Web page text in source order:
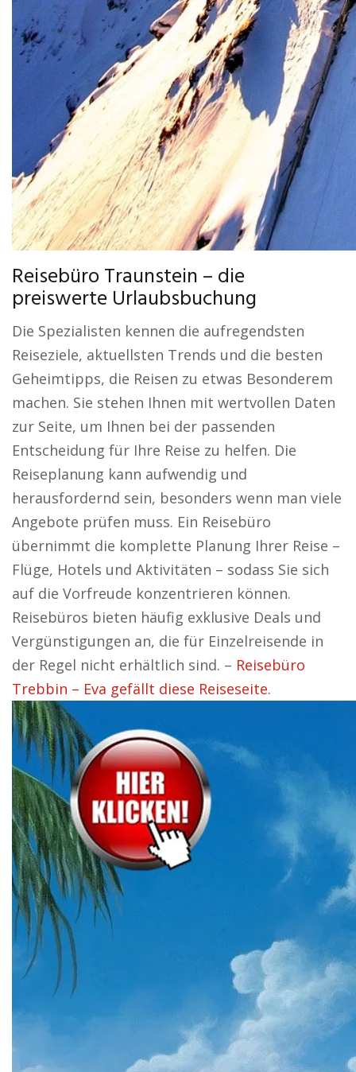
Reisebüro Traunstein – die
preiswerte Urlaubsbuchung
Die Spezialisten kennen die aufregendsten
Reiseziele, aktuellsten Trends und die besten
Geheimtipps, die Reisen zu etwas Besonderem
machen. Sie stehen Ihnen mit wertvollen Daten
zur Seite, um Ihnen bei der passenden
Entscheidung für Ihre Reise zu helfen. Die
Reiseplanung kann aufwendig und
herausfordernd sein, besonders wenn man viele
Angebote prüfen muss. Ein Reisebüro
übernimmt die komplette Planung Ihrer Reise –
Flüge, Hotels und Aktivitäten – sodass Sie sich
auf die Vorfreude konzentrieren können.
Reisebüros bieten häufig exklusive Deals und
Vergünstigungen an, die für Einzelreisende in
der Regel nicht erhältlich sind. – Reisebüro
Trebbin – Eva gefällt diese Reiseseite.